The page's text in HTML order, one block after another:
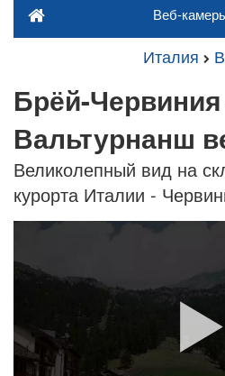
Веб-
Италия
Брёй-
Вальтурнанш
Великолепный вид на
курорта Италии -